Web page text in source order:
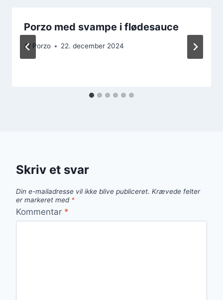
Porzo med svampe i flødesauce
Af Porzo 22. december 2024
Skriv et svar
Din e-mailadresse vil ikke blive publiceret. Krævede felter
er markeret med *
Kommentar *